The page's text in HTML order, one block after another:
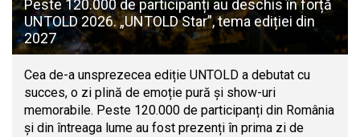
Peste 120.000 de participanți au deschis în forță
UNTOLD 2026. „UNTOLD Star”, tema ediției din
2027
Cea de-a unsprezecea ediție UNTOLD a debutat cu
succes, o zi plină de emoție pură și show-uri
memorabile. Peste 120.000 de participanți din România
și din întreaga lume au fost prezenți în prima zi de